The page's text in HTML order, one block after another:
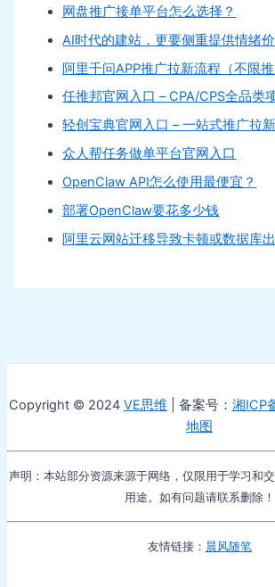
网盘推广接单平台怎么选择？
AI时代的建站，更要侧重提供情绪
阿里千问APP推广拉新流程（不限推
任推邦官网入口 – CPA/CPS全品类
轻创宝典官网入口 – 一站式推广拉
众人帮任务做单平台官网入口
OpenClaw API怎么使用最便宜？
部署OpenClaw要花多少钱
阿里云网站迁移导致卡顿或数据库
Copyright © 2024 VE思维 | 备案号： 湘ICP
地图
声明：本站部分资源来源于网络，仅限用于学习和
用途。如有问题请联系删除！
友情链接： 晨风随笔